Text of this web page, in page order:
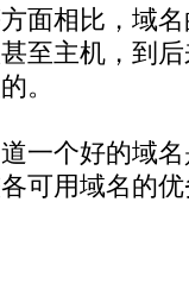
相比，域名
至主机，到
。
个好的域名
可用域名的